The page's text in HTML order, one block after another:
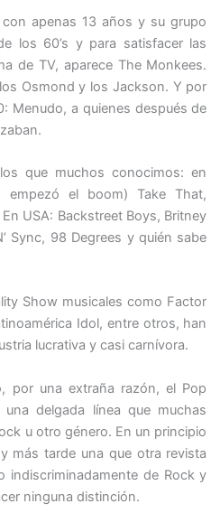
con apenas 13 años y su grupo
los 60’s y para satisfacer las
de TV, aparece The Monkees.
Osmond y los Jackson. Y por
Menudo, a quienes después de
que muchos conocimos: en
empezó el boom) Take That,
USA: Backstreet Boys, Britney
Sync, 98 Degrees y quién sabe
Show musicales como Factor
Idol, entre otros, han
lucrativa y casi carnívora.
por una extraña razón, el Pop
delgada línea que muchas
u otro género. En un principio
más tarde una que otra revista
indiscriminadamente de Rock y
ninguna distinción.